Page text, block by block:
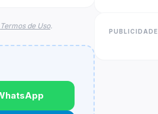
Termos de Uso.
PUBLICIDADE